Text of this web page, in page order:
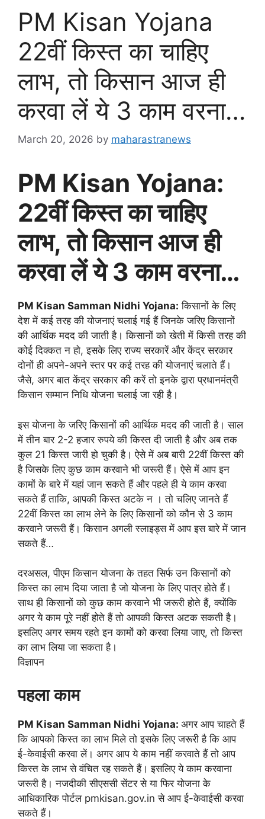
PM Kisan Yojana
22वीं किस्त का चाहिए
लाभ, तो किसान आज ही
करवा लें ये 3 काम वरना…
March 20, 2026 by maharastranews
PM Kisan Yojana:
22वीं किस्त का चाहिए
लाभ, तो किसान आज ही
करवा लें ये 3 काम वरना…
PM Kisan Samman Nidhi Yojana: किसानों के लिए
देश में कई तरह की योजनाएं चलाई गई हैं जिनके जरिए किसानों
की आर्थिक मदद की जाती है। किसानों को खेती में किसी तरह की
कोई दिक्कत न हो, इसके लिए राज्य सरकारें और केंद्र सरकार
दोनों ही अपने-अपने स्तर पर कई तरह की योजनाएं चलाते हैं।
जैसे, अगर बात केंद्र सरकार की करें तो इनके द्वारा प्रधानमंत्री
किसान सम्मान निधि योजना चलाई जा रही है।
इस योजना के जरिए किसानों की आर्थिक मदद की जाती है। साल
में तीन बार 2-2 हजार रुपये की किस्त दी जाती है और अब तक
कुल 21 किस्त जारी हो चुकी है। ऐसे में अब बारी 22वीं किस्त की
है जिसके लिए कुछ काम करवाने भी जरूरी हैं। ऐसे में आप इन
कामों के बारे में यहां जान सकते हैं और पहले ही ये काम करवा
सकते हैं ताकि, आपकी किस्त अटके न । तो चलिए जानते हैं
22वीं किस्त का लाभ लेने के लिए किसानों को कौन से 3 काम
करवाने जरूरी हैं। किसान अगली स्लाइड्स में आप इस बारे में जान
सकते हैं…
दरअसल, पीएम किसान योजना के तहत सिर्फ उन किसानों को
किस्त का लाभ दिया जाता है जो योजना के लिए पात्र होते हैं।
साथ ही किसानों को कुछ काम करवाने भी जरूरी होते हैं, क्योंकि
अगर ये काम पूरे नहीं होते हैं तो आपकी किस्त अटक सकती है।
इसलिए अगर समय रहते इन कामों को करवा लिया जाए, तो किस्त
का लाभ लिया जा सकता है।
विज्ञापन
पहला काम
PM Kisan Samman Nidhi Yojana: अगर आप चाहते हैं
कि आपको किस्त का लाभ मिले तो इसके लिए जरूरी है कि आप
ई-केवाईसी करवा लें। अगर आप ये काम नहीं करवाते हैं तो आप
किस्त के लाभ से वंचित रह सकते हैं। इसलिए ये काम करवाना
जरूरी है। नजदीकी सीएससी सेंटर से या फिर योजना के
आधिकारिक पोर्टल pmkisan.gov.in से आप ई-केवाईसी करवा
सकते हैं।